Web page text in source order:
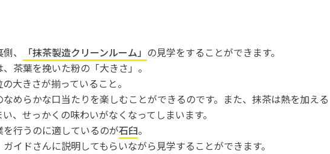
、 「抹茶製造クリーンルーム」 の見学をすることができます。
茶葉を挽いた粉の「大きさ」。
大きさが揃っていること。
めらかな口当たりを楽しむことができるのです。また、抹茶は熱を加える
、せっかくの味わいがなくなってしまいます。
行うのに適しているのが石臼。
イドさんに説明してもらいながら見学することができます。